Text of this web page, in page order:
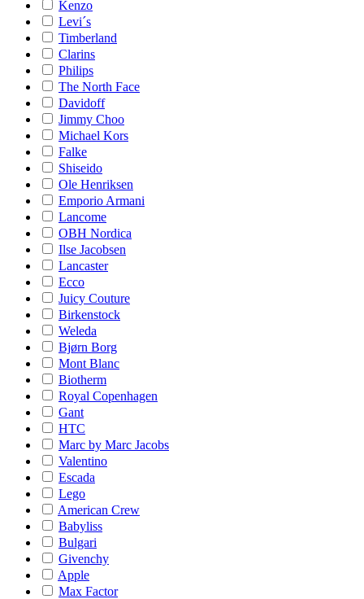
Kenzo
Levi´s
Timberland
Clarins
Philips
The North Face
Davidoff
Jimmy Choo
Michael Kors
Falke
Shiseido
Ole Henriksen
Emporio Armani
Lancome
OBH Nordica
Ilse Jacobsen
Lancaster
Ecco
Juicy Couture
Birkenstock
Weleda
Bjørn Borg
Mont Blanc
Biotherm
Royal Copenhagen
Gant
HTC
Marc by Marc Jacobs
Valentino
Escada
Lego
American Crew
Babyliss
Bulgari
Givenchy
Apple
Max Factor